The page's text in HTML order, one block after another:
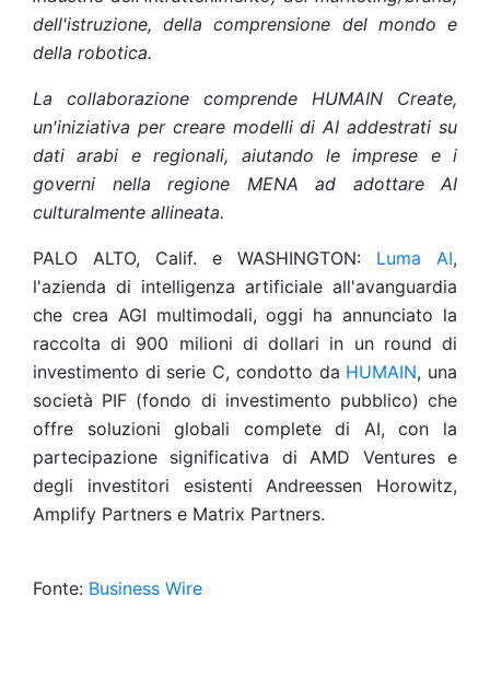
dell'istruzione, della comprensione del mondo e
della robotica.
La collaborazione comprende HUMAIN Create,
un'iniziativa per creare modelli di AI addestrati su
dati arabi e regionali, aiutando le imprese e i
governi nella regione MENA ad adottare AI
culturalmente allineata.
PALO ALTO, Calif. e WASHINGTON: Luma AI,
l'azienda di intelligenza artificiale all'avanguardia
che crea AGI multimodali, oggi ha annunciato la
raccolta di 900 milioni di dollari in un round di
investimento di serie C, condotto da HUMAIN, una
società PIF (fondo di investimento pubblico) che
offre soluzioni globali complete di AI, con la
partecipazione significativa di AMD Ventures e
degli investitori esistenti Andreessen Horowitz,
Amplify Partners e Matrix Partners.
Fonte: Business Wire